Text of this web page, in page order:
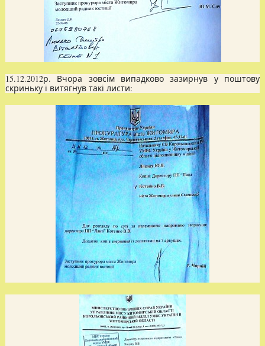
15.12.2012р. Вчора зовсім випадково зазирнув у поштову
скриньку і витягнув такі листи: